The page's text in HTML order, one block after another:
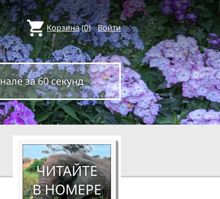
Корзина(0) Войти
за 60 секунд
ЧИТАЙТЕ
В НОМЕРЕ